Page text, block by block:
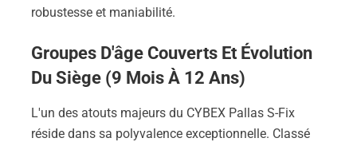
robustesse et maniabilité.
Groupes D'âge Couverts Et Évolution
Du Siège (9 Mois À 12 Ans)
L'un des atouts majeurs du CYBEX Pallas S-Fix
réside dans sa polyvalence exceptionnelle. Classé